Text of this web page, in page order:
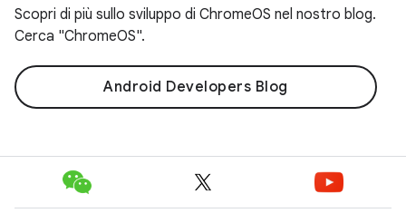
Scopri di più sullo sviluppo di ChromeOS nel nostro blog.
Cerca "ChromeOS".
Android Developers Blog